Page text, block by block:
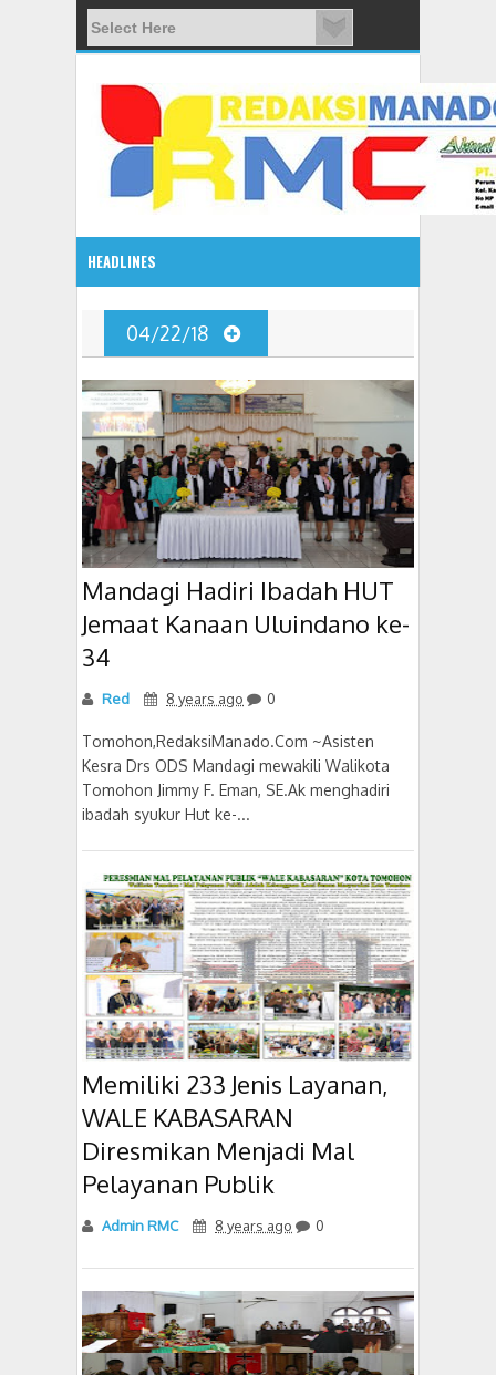
HEADLINES
2:10 PM
Gelar Seminar Budaya, Masyarakat Siap Tentukan Tahun
04/22/18
Mandagi Hadiri Ibadah HUT
Jemaat Kanaan Uluindano ke-
34
Red 8 years ago 0
Tomohon,RedaksiManado.Com ~Asisten
Kesra Drs ODS Mandagi mewakili Walikota
Tomohon Jimmy F. Eman, SE.Ak menghadiri
ibadah syukur Hut ke-...
Memiliki 233 Jenis Layanan,
WALE KABASARAN
Diresmikan Menjadi Mal
Pelayanan Publik
Admin RMC 8 years ago 0